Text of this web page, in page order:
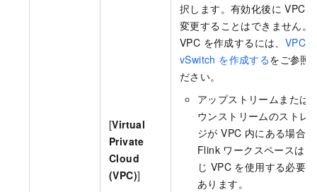
[Virtual
Private
Cloud
(VPC)]
択します。有効化後に VPC
変更することはできません。
VPC を作成するには、 VPC
vSwitch を作成するをご参照
ださい。
アップストリームまたは
ウンストリームのストレ
ジが VPC 内にある場合、
Flink ワークスペースは同
じ VPC を使用する必要が
あります。